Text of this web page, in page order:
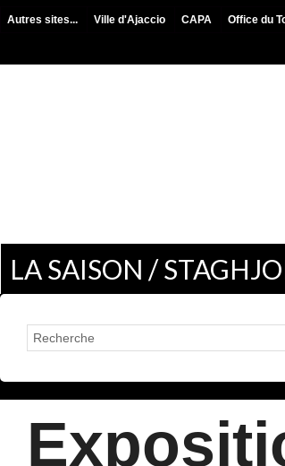
Autres sites... Ville d'Ajaccio CAPA Office du
LA SAISON /